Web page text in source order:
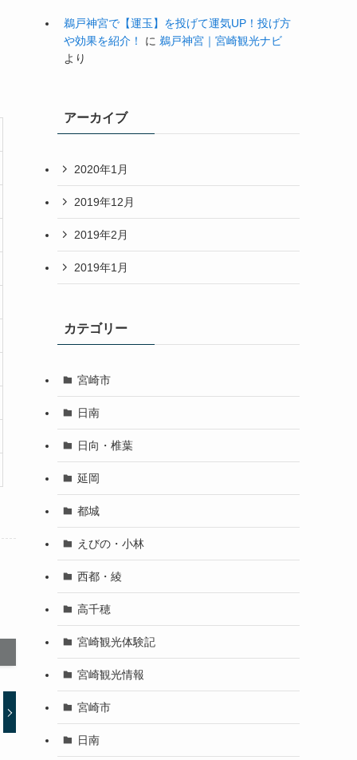
鵜戸神宮で【運玉】を投げて運気UP！投げ方
や効果を紹介！
に 鵜戸神宮｜宮崎観光ナビ
より
アーカイブ
2020年1月
2019年12月
2019年2月
2019年1月
カテゴリー
宮崎市
日南
日向・椎葉
延岡
都城
えびの・小林
西都・綾
高千穂
宮崎観光体験記
宮崎観光情報
宮崎市
日南